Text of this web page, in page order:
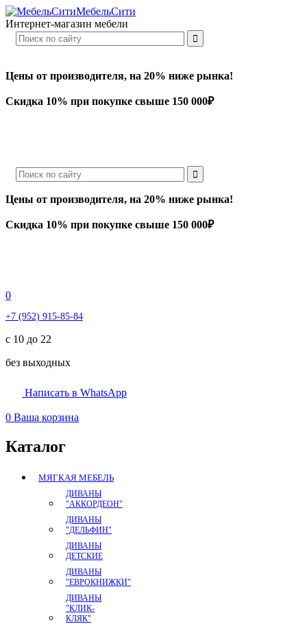
МебельСити
Интернет-магазин мебели
Цены от производителя, на 20% ниже рынка!
Скидка 10% при покупке свыше 150 000₽
Цены от производителя, на 20% ниже рынка!
Скидка 10% при покупке свыше 150 000₽
0
+7 (952) 915-85-84
с 10 до 22
без выходных
Написать в WhatsApp
0 Ваша корзина
Каталог
МЯГКАЯ МЕБЕЛЬ
ДИВАНЫ
"АККОРДЕОН"
ДИВАНЫ
"ДЕЛЬФИН"
ДИВАНЫ
ДЕТСКИЕ
ДИВАНЫ
"ЕВРОКНИЖКИ"
ДИВАНЫ
"КЛИК-
КЛЯК"